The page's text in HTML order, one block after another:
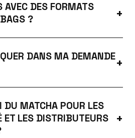
AVEC DES FORMATS
?
DANS MA DEMANDE
DU MATCHA POUR LES
ET LES DISTRIBUTEURS